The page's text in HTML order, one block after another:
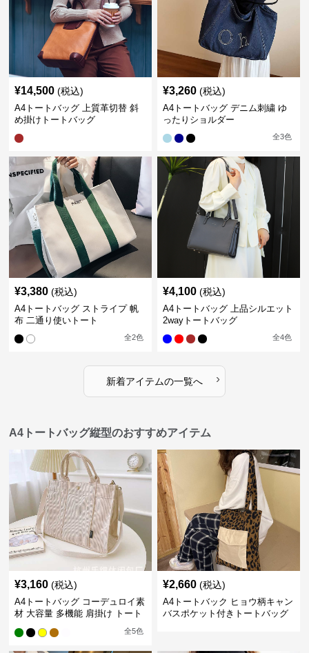
¥14,500 (税込)
A4トートバッグ 上質革切替 斜
め掛けトートバッグ
¥3,260 (税込)
A4トートバッグ デニム刺繍 ゆ
ったりショルダー
全3色
¥3,380 (税込)
A4トートバッグ ストライプ 帆
布 二通り使いトート
全2色
¥4,100 (税込)
A4トートバッグ 上品シルエット
2wayトートバッグ
全4色
新着アイテムの一覧へ ›
A4トートバッグ縦型のおすすめアイテム
¥3,160 (税込)
A4トートバッグ コーデュロイ素
材 大容量 多機能 肩掛け トート
全5色
¥2,660 (税込)
A4トートバック ヒョウ柄キャン
バスポケット付きトートバッグ